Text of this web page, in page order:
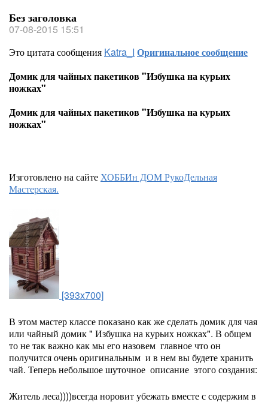
Без заголовка
07-08-2015 15:51
Это цитата сообщения Katra_I Оригинальное сообщение
Домик для чайных пакетиков "Избушка на курьих
ножках"
Домик для чайных пакетиков "Избушка на курьих
ножках"
Изготовлено на сайтеХОББИн ДОМ РукоДельная
Мастерская.
[393x700]
В этом мастер классе показано как же сделать домик для чая
или чайный домик " Избушка на курьих ножках". В общем
то не так важно как мы его назовем главное что он
получится очень оригинальным и в нем вы будете хранить
чай. Теперь небольшое шуточное описание этого создания:
Житель леса))))всегда норовит убежать вместе с содержим в